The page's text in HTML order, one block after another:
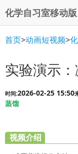
化学自习室移动版
首页>动画短视频>
实验演示
时间:2026-02-25 15:50
蒸馏
视频介绍